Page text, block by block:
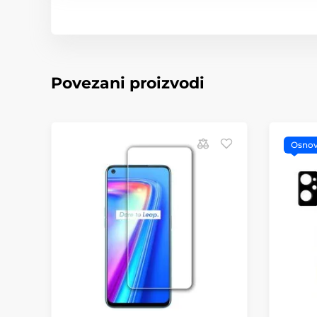
Povezani proizvodi